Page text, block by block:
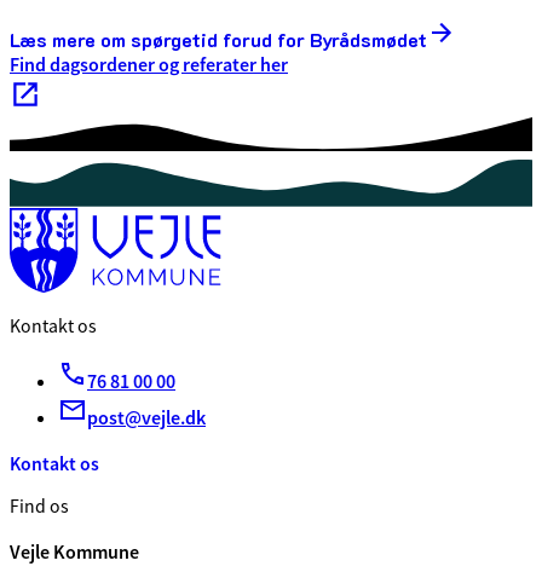
Læs mere om spørgetid forud for Byrådsmødet
Find dagsordener og referater her
Kontakt os
76 81 00 00
post@vejle.dk
Kontakt os
Find os
Vejle Kommune